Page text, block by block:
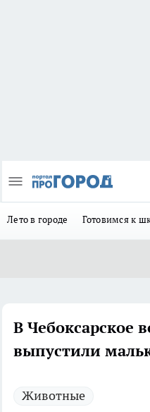
Лето в городе Готовимся к
В Чебоксарское
выпустили
Животные